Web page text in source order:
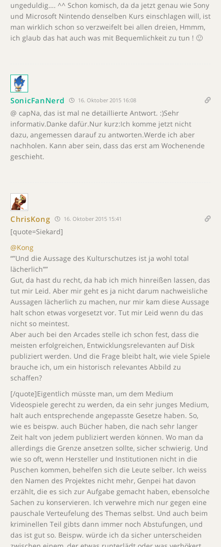
ungeduldig…. ^^ Schon komisch, da da jetzt genau wie Sony
und Microsoft Nintendo denselben Kurs einschlagen will, ist
man wirklich schon so verzweifelt bei allen dreien, Hmmm,
ich glaub das hat auch was mit Bequemlichkeit zu tun ! 🙂
SonicFanNerd 16. Oktober 2015 16:08
@ capNa, das ist mal ne detaillierte Antwort. :)Sehr
informativ.Danke dafür.Nur kurz:Ich komme jetzt nicht
dazu, angemessen darauf zu antworten.Werde ich aber
nachholen. Kann aber sein, dass das erst am Wochenende
geschieht.
ChrisKong 16. Oktober 2015 15:41
[quote=Siekard]
@Kong
“”Und die Aussage des Kulturschutzes ist ja wohl total
lächerlich””
Gut, da hast du recht, da hab ich mich hinreißen lassen, das
tut mir Leid. Aber mir geht es ja nicht darum nachweisliche
Aussagen lächerlich zu machen, nur mir kam diese Aussage
halt schon etwas vorgesetzt vor. Tut mir Leid wenn du das
nicht so meintest.
Aber auch bei den Arcades stelle ich schon fest, dass die
meisten erfolgreichen, Entwicklungsrelevanten auf Disk
publiziert werden. Und die Frage bleibt halt, wie viele Spiele
brauche ich, um ein historisch relevantes Abbild zu
schaffen?
[/quote]Eigentlich müsste man, um dem Medium
Videospiele gerecht zu werden, da ein sehr junges Medium,
halt auch entsprechende angepasste Gesetze haben. So,
wie es beispw. auch Bücher haben, die nach sehr langer
Zeit halt von jedem publiziert werden können. Wo man da
allerdings die Grenze ansetzen sollte, sicher schwierig. Und
wie so oft, wenn Hersteller und Institutionen nicht in die
Puschen kommen, behelfen sich die Leute selber. Ich weiss
den Namen des Projektes nicht mehr, Genpei hat davon
erzählt, die es sich zur Aufgabe gemacht haben, ebensolche
Sachen zu konservieren. Ich verwehre mich nur gegen eine
pauschale Verteufelung des Themas selbst. Und auch beim
kriminellen Teil gibts dann immer noch Abstufungen, und
das ist gut so. Beispw. würde ich da sicher unterscheiden